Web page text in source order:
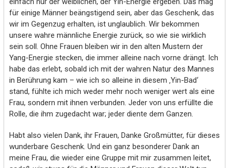
für einige Männer beängstigend sein, aber das Geschenk, das
wir im Gegenzug erhalten, ist unglaublich. Wir bekommen
unsere wahre männliche Energie zurück, so wie sie wirklich
sein soll. Ohne Frauen bleiben wir in den alten Mustern der
Yang-Energie stecken, die immer alleine nach vorne drängt. Ich
habe das erlebt, sobald ich mit der wahren Natur des Mannes
in Berührung kam – wie ich so alleine in diesem ‚Yin-Bad‘
stand, fühlte ich mich weder mehr noch weniger wert als eine
Frau, sondern mit ihnen verbunden. Jeder von uns erfüllte die
Rolle, die ihm zugedacht war; jeder diente dem Ganzen.
Habt also vielen Dank, ihr Frauen, Danke Großmütter, für dieses
wunderbare Geschenk. Und ein ganz besonderer Dank an
meine Frau, die wieder eine Gruppe mit mir zusammen leitet,